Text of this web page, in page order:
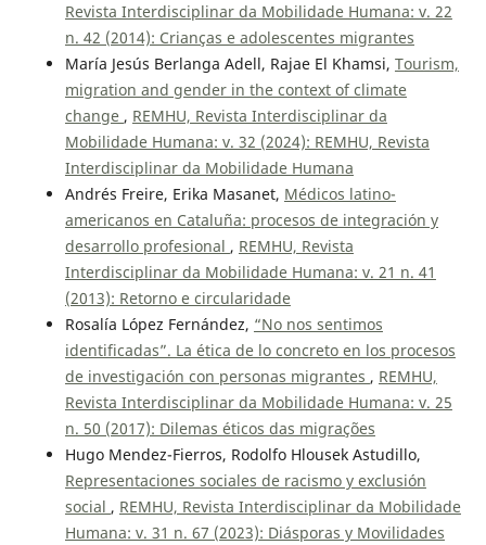
Revista Interdisciplinar da Mobilidade Humana: v. 22
n. 42 (2014): Crianças e adolescentes migrantes
María Jesús Berlanga Adell, Rajae El Khamsi, Tourism,
migration and gender in the context of climate
change , REMHU, Revista Interdisciplinar da
Mobilidade Humana: v. 32 (2024): REMHU, Revista
Interdisciplinar da Mobilidade Humana
Andrés Freire, Erika Masanet, Médicos latino-
americanos en Cataluña: procesos de integración y
desarrollo profesional , REMHU, Revista
Interdisciplinar da Mobilidade Humana: v. 21 n. 41
(2013): Retorno e circularidade
Rosalía López Fernández, “No nos sentimos
identificadas”. La ética de lo concreto en los procesos
de investigación con personas migrantes , REMHU,
Revista Interdisciplinar da Mobilidade Humana: v. 25
n. 50 (2017): Dilemas éticos das migrações
Hugo Mendez-Fierros, Rodolfo Hlousek Astudillo,
Representaciones sociales de racismo y exclusión
social , REMHU, Revista Interdisciplinar da Mobilidade
Humana: v. 31 n. 67 (2023): Diásporas y Movilidades